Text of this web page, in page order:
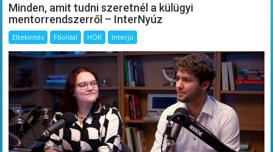
Minden, amit tudni szeretnél a külügyi
mentorrendszerről – InterNyúz
Eltekintés Főoldal HÖK Interjú